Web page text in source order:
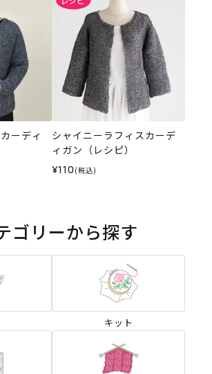
ーディ
シャイニーラフィスカーデ
ィガン（レシピ）
¥110 (税込)
ゴリーから探す
キット